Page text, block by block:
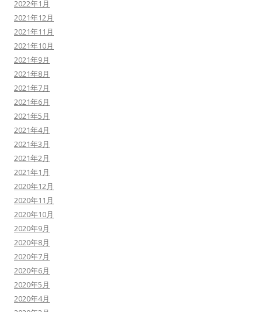
2022年1月
2021年12月
2021年11月
2021年10月
2021年9月
2021年8月
2021年7月
2021年6月
2021年5月
2021年4月
2021年3月
2021年2月
2021年1月
2020年12月
2020年11月
2020年10月
2020年9月
2020年8月
2020年7月
2020年6月
2020年5月
2020年4月